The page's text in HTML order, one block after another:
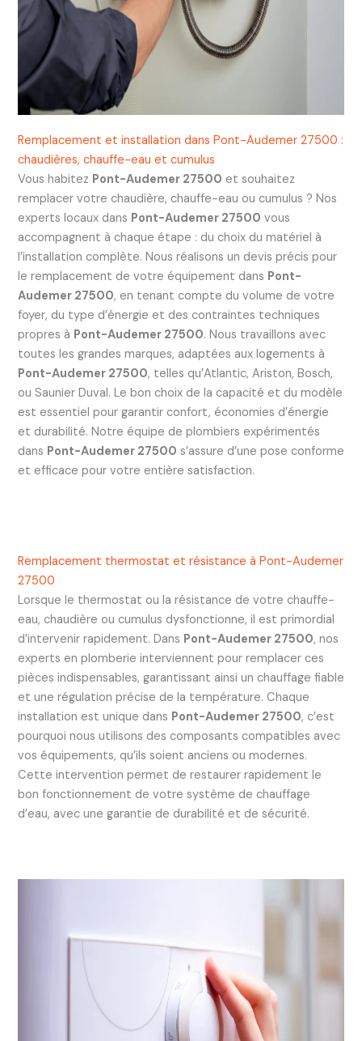
Remplacement et installation dans Pont-Audemer 27500 :
chaudières, chauffe-eau et cumulus
Vous habitez Pont-Audemer 27500 et souhaitez
remplacer votre chaudière, chauffe-eau ou cumulus ? Nos
experts locaux dans Pont-Audemer 27500 vous
accompagnent à chaque étape : du choix du matériel à
l’installation complète. Nous réalisons un devis précis pour
le remplacement de votre équipement dans Pont-
Audemer 27500, en tenant compte du volume de votre
foyer, du type d’énergie et des contraintes techniques
propres à Pont-Audemer 27500. Nous travaillons avec
toutes les grandes marques, adaptées aux logements à
Pont-Audemer 27500, telles qu’Atlantic, Ariston, Bosch,
ou Saunier Duval. Le bon choix de la capacité et du modèle
est essentiel pour garantir confort, économies d’énergie
et durabilité. Notre équipe de plombiers expérimentés
dans Pont-Audemer 27500 s’assure d’une pose conforme
et efficace pour votre entière satisfaction.
Remplacement thermostat et résistance à Pont-Audemer
27500
Lorsque le thermostat ou la résistance de votre chauffe-
eau, chaudière ou cumulus dysfonctionne, il est primordial
d’intervenir rapidement. Dans Pont-Audemer 27500, nos
experts en plomberie interviennent pour remplacer ces
pièces indispensables, garantissant ainsi un chauffage fiable
et une régulation précise de la température. Chaque
installation est unique dans Pont-Audemer 27500, c’est
pourquoi nous utilisons des composants compatibles avec
vos équipements, qu’ils soient anciens ou modernes.
Cette intervention permet de restaurer rapidement le
bon fonctionnement de votre système de chauffage
d’eau, avec une garantie de durabilité et de sécurité.